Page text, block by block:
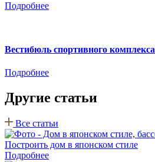
Подробнее
Вестибюль спортивного комплекса
Подробнее
Другие статьи
Все статьи
Построить дом в японском стиле
Подробнее